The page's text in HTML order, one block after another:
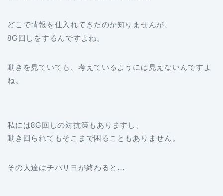
どこで情報を仕入れてきたのか知りませんが、
8G回しをするんですよね。
動きを見ていても、考えているようには見えないんですよ
ね。
私には8G回しの対抗策もありますし、
動き回られてもそこまで困ることもありません。
その人達はチバリヨが終わると…